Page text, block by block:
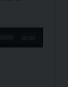
00:00